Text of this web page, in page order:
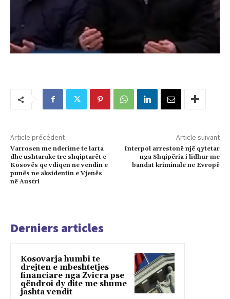
Article précédent
Varrosen me nderime te larta
dhe ushtarake tre shqiptarët e
Kosovës qe vdiqen ne vendin e
punës ne aksidentin e Vjenës
në Austri
Article suivant
Interpol arrestonë një qytetar
nga Shqipëria i lidhur me
bandat kriminale ne Evropë
Derniers articles
Kosovarja humbi te
drejten e mbeshtetjes
financiare nga Zvicra pse
qëndroi dy dite me shume
jashta vendit